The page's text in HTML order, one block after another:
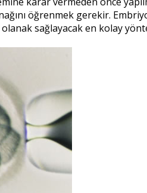
öğrenmek gerekir.
sağlayacak en kolay